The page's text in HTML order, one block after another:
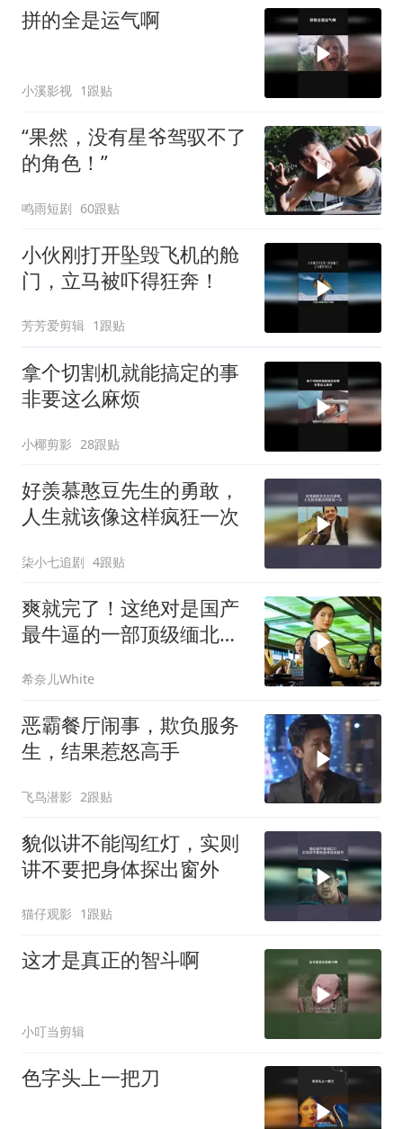
拼的全是运气啊
小溪影视 1跟贴
“果然，没有星爷驾驭不了
的角色！”
鸣雨短剧 60跟贴
小伙刚打开坠毁飞机的舱
门，立马被吓得狂奔！
芳芳爱剪辑 1跟贴
拿个切割机就能搞定的事
非要这么麻烦
小椰剪影 28跟贴
好羡慕憨豆先生的勇敢，
人生就该像这样疯狂一次
柒小七追剧 4跟贴
爽就完了！这绝对是国产
最牛逼的一部顶级缅北犯
希奈儿White
恶霸餐厅闹事，欺负服务
生，结果惹怒高手
飞鸟潜影 2跟贴
貌似讲不能闯红灯，实则
讲不要把身体探出窗外
猫仔观影 1跟贴
这才是真正的智斗啊
小叮当剪辑
色字头上一把刀